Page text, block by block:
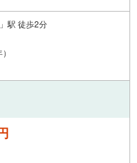
駅 徒歩2分